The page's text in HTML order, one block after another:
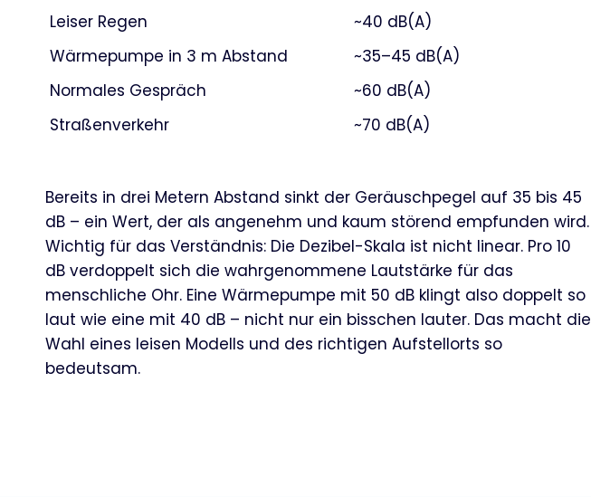
Leiser Regen
~40 dB(A)
Wärmepumpe in 3 m Abstand
~35–45 dB(A)
Normales Gespräch
~60 dB(A)
Straßenverkehr
~70 dB(A)
Bereits in drei Metern Abstand sinkt der Geräuschpegel auf 35 bis 45
dB – ein Wert, der als angenehm und kaum störend empfunden wird.
Wichtig für das Verständnis: Die Dezibel-Skala ist nicht linear. Pro 10
dB verdoppelt sich die wahrgenommene Lautstärke für das
menschliche Ohr. Eine Wärmepumpe mit 50 dB klingt also doppelt so
laut wie eine mit 40 dB – nicht nur ein bisschen lauter. Das macht die
Wahl eines leisen Modells und des richtigen Aufstellorts so
bedeutsam.